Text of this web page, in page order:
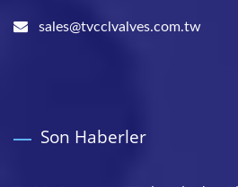
sales@tvcclvalves.com.tw
Son Haberler